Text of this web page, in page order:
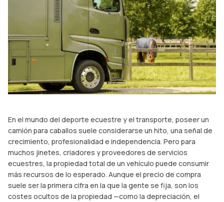
En el mundo del deporte ecuestre y el transporte, poseer un
camión para caballos suele considerarse un hito, una señal de
crecimiento, profesionalidad e independencia. Pero para
muchos jinetes, criadores y proveedores de servicios
ecuestres, la propiedad total de un vehículo puede consumir
más recursos de lo esperado. Aunque el precio de compra
suele ser la primera cifra en la que la gente se fija, son los
costes ocultos de la propiedad —como la depreciación, el